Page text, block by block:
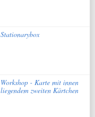
Stationarybox
Workshop - Karte mit innen
liegendem zweiten Kärtchen